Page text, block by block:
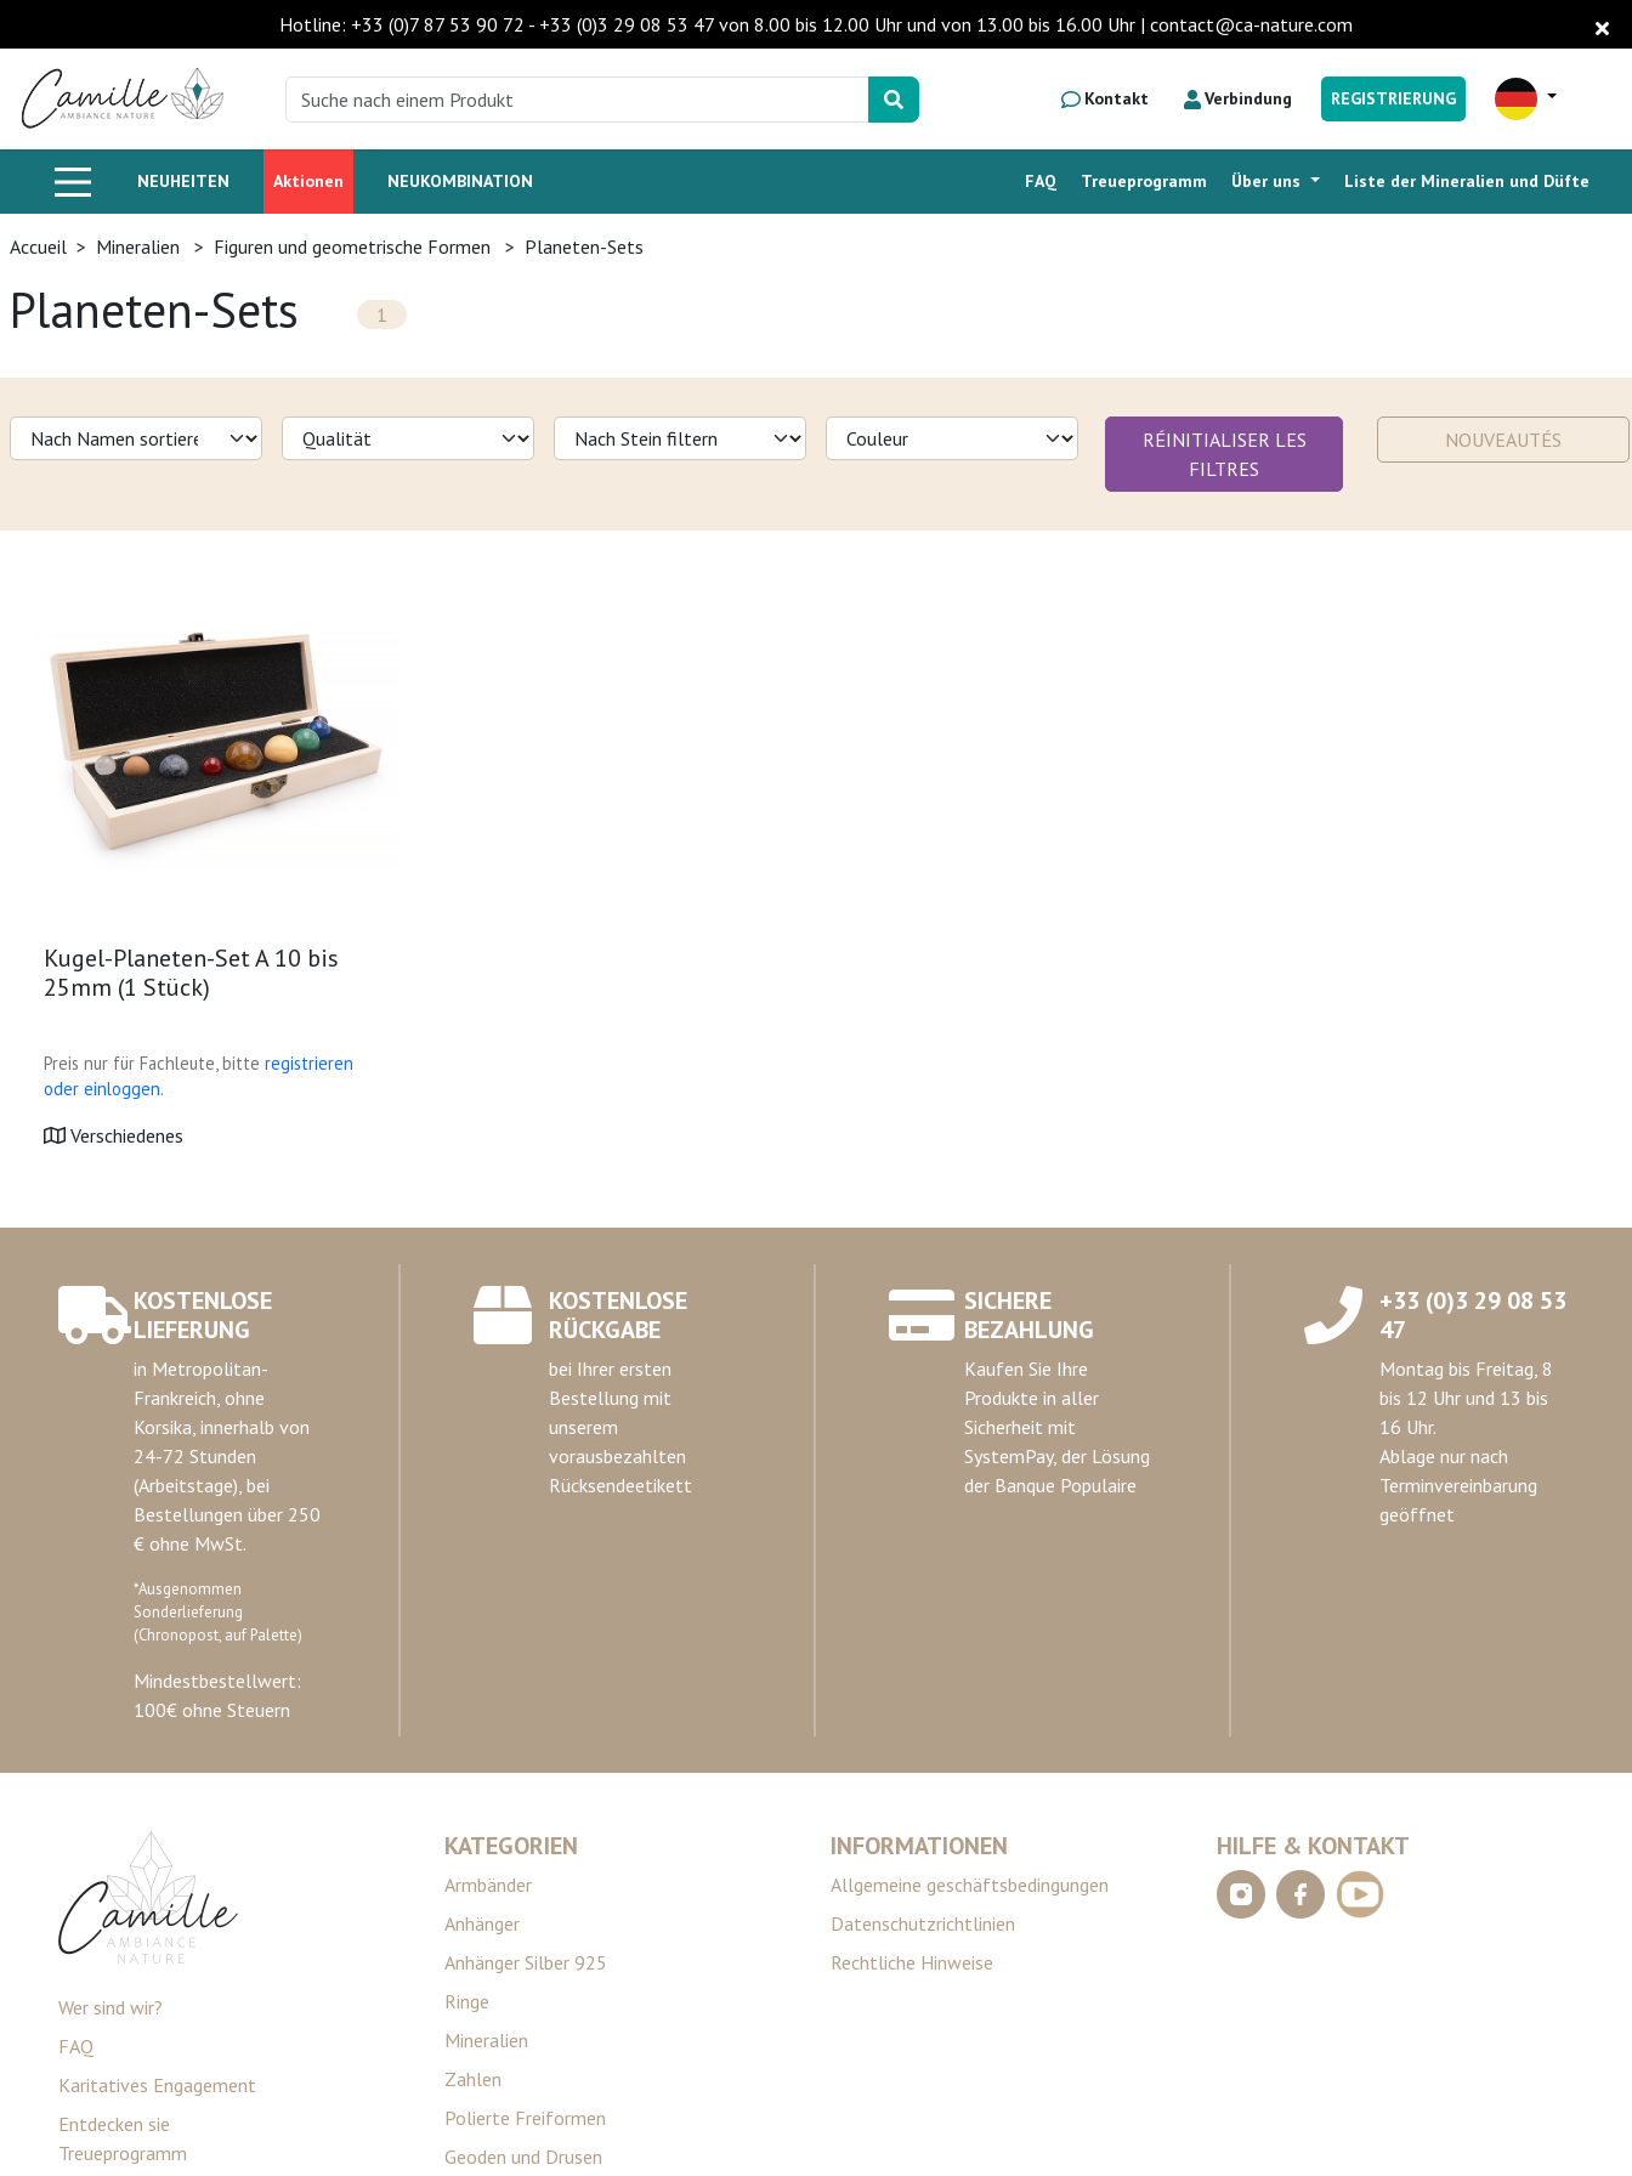
Hotline: +33 (0)7 87 53 90 72 - +33 (0)3 29 08 53 47 von 8.00 bis 12.00 Uhr und von 13.00 bis 16.00 Uhr | contact@ca-nature.com
Kontakt Verbindung REGISTRIERUNG
NEUHEITEN Aktionen NEUKOMBINATION Liste der Mineralien und Düfte
Über uns
Treueprogramm
FAQ
Accueil > Mineralien > Figuren und geometrische Formen > Planeten-Sets
Planeten-Sets 1
RÉINITIALISER LES
FILTRES
NOUVEAUTÉS
Kugel-Planeten-Set A 10 bis
25mm (1 Stück)
Preis nur für Fachleute, bitte registrieren
oder einloggen.
Verschiedenes
KOSTENLOSE
LIEFERUNG
in Metropolitan-
Frankreich, ohne
Korsika, innerhalb von
24-72 Stunden
(Arbeitstage), bei
Bestellungen über 250
€ ohne MwSt.
*Ausgenommen
Sonderlieferung
(Chronopost, auf Palette)
Mindestbestellwert:
100€ ohne Steuern
KOSTENLOSE
RÜCKGABE
bei Ihrer ersten
Bestellung mit
unserem
vorausbezahlten
Rücksendeetikett
SICHERE
BEZAHLUNG
Kaufen Sie Ihre
Produkte in aller
Sicherheit mit
SystemPay, der Lösung
der Banque Populaire
+33 (0)3 29 08 53
47
Montag bis Freitag, 8
bis 12 Uhr und 13 bis
16 Uhr.
Ablage nur nach
Terminvereinbarung
geöffnet
Wer sind wir?
FAQ
Karitatives Engagement
Entdecken sie
Treueprogramm
KATEGORIEN
Armbänder
Anhänger
Anhänger Silber 925
Ringe
Mineralien
Zahlen
Polierte Freiformen
Geoden und Drusen
INFORMATIONEN
Allgemeine geschäftsbedingungen
Datenschutzrichtlinien
Rechtliche Hinweise
HILFE & KONTAKT